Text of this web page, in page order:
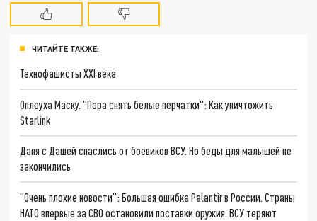
ЧИТАЙТЕ ТАКЖЕ:
Технофашисты XXI века
Оплеуха Маску. "Пора снять белые перчатки": Как уничтожить
Starlink
Даня с Дашей спаслись от боевиков ВСУ. Но беды для малышей не
закончились
"Очень плохие новости": Большая ошибка Palantir в России. Страны
НАТО впервые за СВО остановили поставки оружия. ВСУ теряют